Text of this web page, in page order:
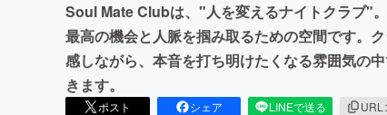
Soul Mate Clubは、"人を変えるナイトクラブ"
最高の機会と人脈を掴み取るための空間です。
感しながら、本音を打ち明けたくなる雰囲気の
きます。
ポスト シェア LINEで送る URL